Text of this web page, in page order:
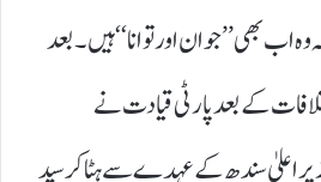
اب بھی ’’ جوان اور توانا‘‘ ہیں۔ بعد
کے بعد پارٹی قیادت نے
انہیں وزیراعلیٰ سندھ کے عہدے سے ہٹا کر سید